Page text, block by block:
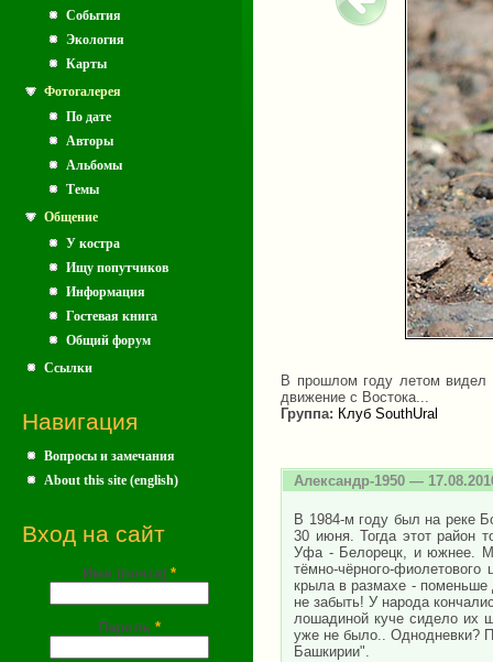
События
Экология
Карты
Фотогалерея
По дате
Авторы
Альбомы
Темы
Общение
У костра
Ищу попутчиков
Информация
Гостевая книга
Общий форум
Ссылки
Навигация
Вопросы и замечания
About this site (english)
Вход на сайт
Имя (почта) *
Пароль *
В прошлом году летом видел
движение с Востока...
Группа: Клуб SouthUral
Александр-1950 —
В 1984-м году был на реке
30 июня. Тогда этот район
Уфа - Белорецк, и южнее.
тёмно-чёрного-
крыла в размахе -
не забыть! У народа
лошадиной куче сидело их
уже не было.. Однодневки?
Башкирии".